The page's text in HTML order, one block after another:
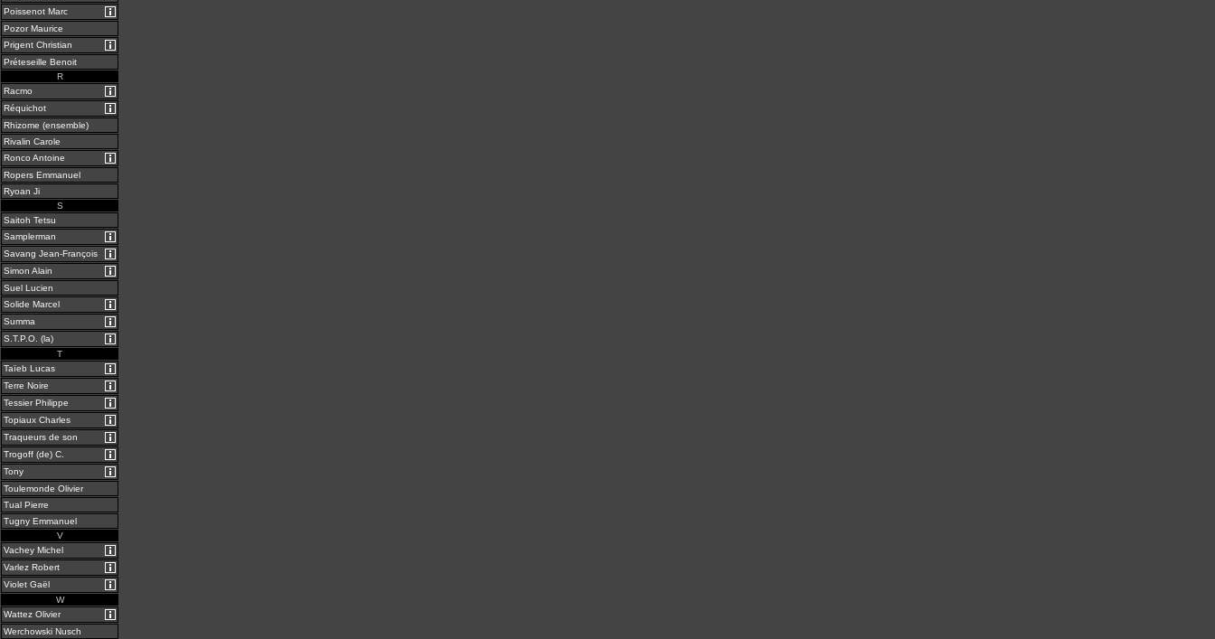
Poissenot Marc
Pozor Maurice
Prigent Christian
Préteseille Benoit
R
Racmo
Réquichot
Rhizome (ensemble)
Rivalin Carole
Ronco Antoine
Ropers Emmanuel
Ryoan Ji
S
Saitoh Tetsu
Samplerman
Savang Jean-François
Simon Alain
Suel Lucien
Solide Marcel
Summa
S.T.P.O. (la)
T
Taïeb Lucas
Terre Noire
Tessier Philippe
Topiaux Charles
Traqueurs de son
Trogoff (de) C.
Tony
Toulemonde Olivier
Tual Pierre
Tugny Emmanuel
V
Vachey Michel
Varlez Robert
Violet Gaël
W
Wattez Olivier
Werchowski Nusch